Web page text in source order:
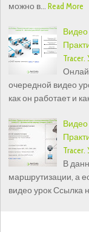
можно в… Read More
Видео
Tracer.
очередной видео
как он работает и
Видео
Tracer.
В
маршрутизации, а
видео урок Ссылка